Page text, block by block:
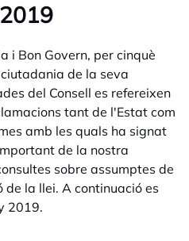
i Bon Govern, per cinquè
de la seva
del Consell es refereixen
tant de l'Estat com
amb les quals ha signat
de la nostra
sobre assumptes de
la llei. A continuació es
2019.